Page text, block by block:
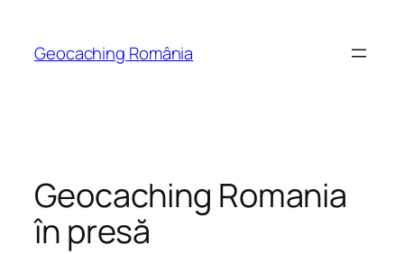
content
Geocaching România
Geocaching Romania
în presă